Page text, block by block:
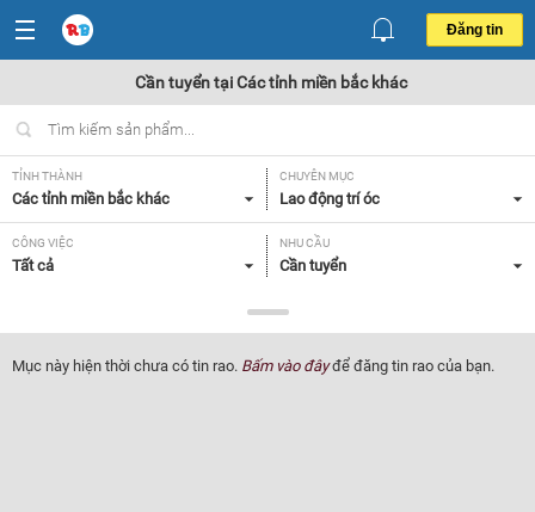
Đăng tin
Cần tuyển tại Các tỉnh miền bắc khác
TỈNH THÀNH
Các tỉnh miền bắc khác
CHUYÊN MỤC
Lao động trí óc
CÔNG VIỆC
Tất cả
NHU CẦU
Cần tuyển
Toàn thời gian
Mục này hiện thời chưa có tin rao. Bấm vào đâyđể đăng tin rao của bạn.